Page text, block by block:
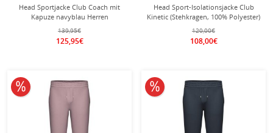
Head Sportjacke Club Coach mit
Kapuze navyblau Herren
139,95€
125,95€
Head Sport-Isolationsjacke Club
Kinetic (Stehkragen, 100% Polyester)
navyblau Herren
120,00€
108,00€
10% reduziert 10% reduziert